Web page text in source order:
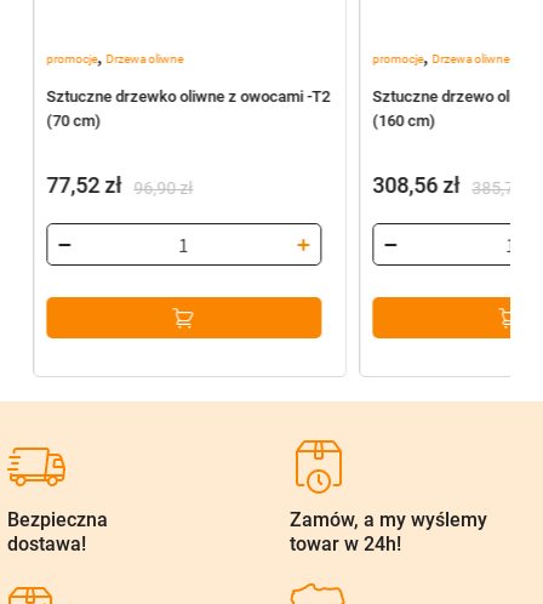
promocje, Drzewa oliwne
Sztuczne drzewko oliwne z owocami -T2
(70 cm)
96,90zł
cena
wynosiła:
96,90 zł.
77,52zł
cena
wynosi:
77,52 zł.
promocje,Drzewa oliwne
Sztuczne drzewo
(160 cm)
385,70
cena
wynosiła:
385,70 zł.
308,56zł
cena
wynosi:
308,56 zł.
Bezpieczna
dostawa!
Zamów, a my wyślemy
towar w 24h!